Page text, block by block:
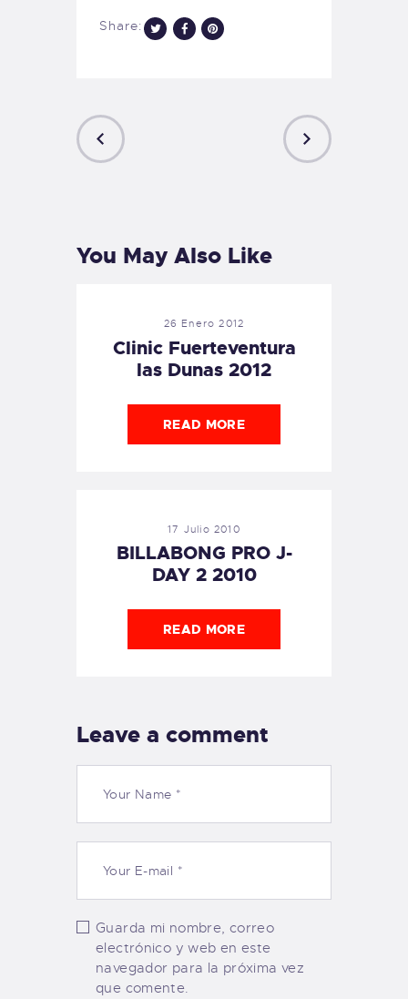
Share:
You May Also Like
26 Enero 2012
Clinic Fuerteventura
las Dunas 2012
READ MORE
17 Julio 2010
BILLABONG PRO J-
DAY 2 2010
READ MORE
Leave a comment
Guarda mi nombre, correo
electrónico y web en este
navegador para la próxima vez
que comente.